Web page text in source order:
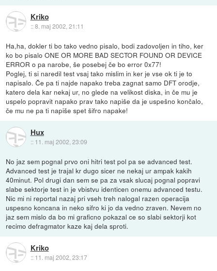
Kriko
::8. maj 2002, 21:11
Ha,ha, dokler ti bo tako vedno pisalo, bodi zadovoljen in tiho, ker
ko bo pisalo ONE OR MORE BAD SECTOR FOUND OR DEVICE
ERROR o pa narobe, še posebej če bo error 0x77!
Poglej, ti si naredil test vsaj tako mislim in ker je vse ok ti je to
napisalo. Če pa ti najde napako treba zagnat samo DFT orodje,
katero dela kar nekaj ur, no glede na velikost diska, in če mu je
uspelo popravit napako prav tako napiše da je uspešno končalo,
če mu ne pa ti napiše spet šifro napake!
Hux
:: 11. maj 2002, 23:09
No jaz sem pognal prvo oni hitri test pol pa se advanced test.
Advanced test je trajal kr dugo sicer ne nekaj ur ampak kakih
40minut. Pol drugi dan sem se pa za vsak slucaj pognal popravi
slabe sektorje test in je vbistvu identicen onemu advanced testu.
Nic mi ni reportal nazaj pri vseh treh nalogal razen operacija
uspesno koncana in neko sifro ki jo da vedno zraven. Nevem no
jaz sem mislo da bo mi graficno pokazal ce so slabi sektorji kot
recimo defragmator kaze kaj dela sproti.
Kriko
:: 11. maj 2002, 23:17